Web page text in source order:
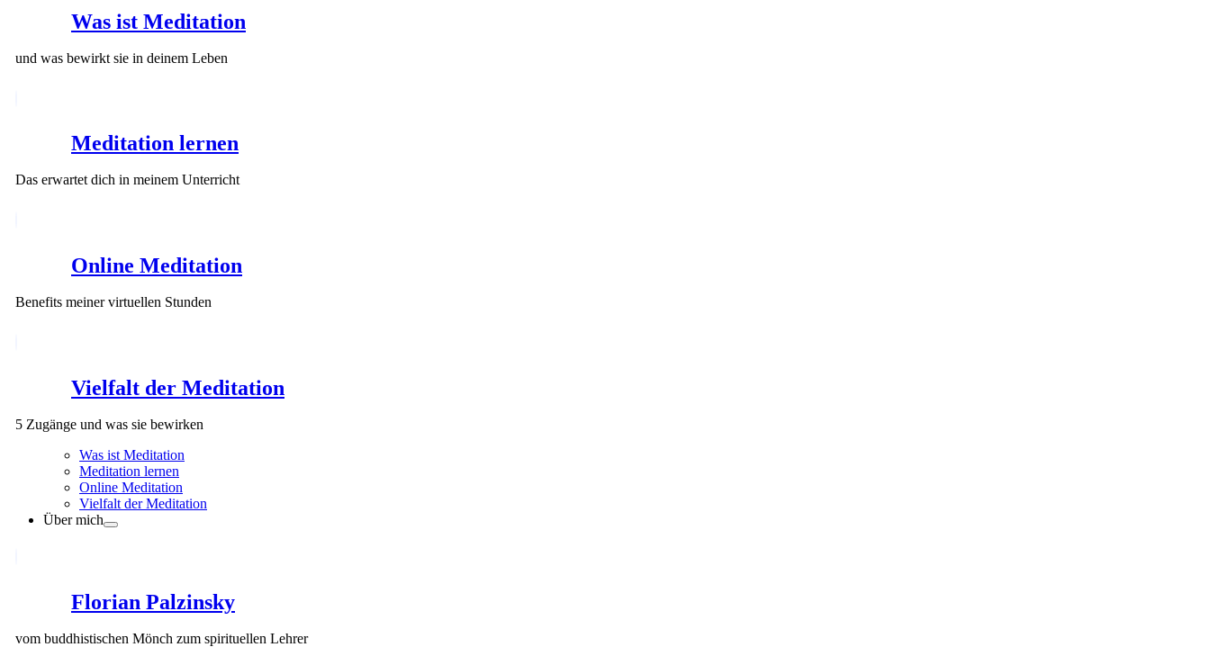
Was ist Meditation
und was bewirkt sie in deinem Leben
Meditation lernen
Das erwartet dich in meinem Unterricht
Online Meditation
Benefits meiner virtuellen Stunden
Vielfalt der Meditation
5 Zugänge und was sie bewirken
Was ist Meditation
Meditation lernen
Online Meditation
Vielfalt der Meditation
Über mich
Florian Palzinsky
vom buddhistischen Mönch zum spirituellen Lehrer